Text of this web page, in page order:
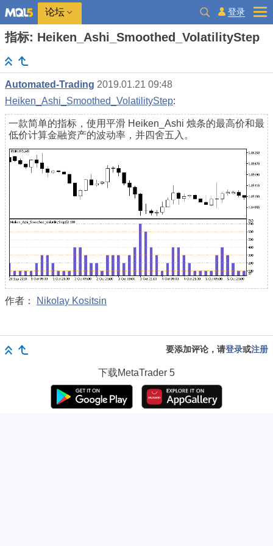
论坛 登录
指标: Heiken_Ashi_Smoothed_VolatilityStep
Automated-Trading 2019.01.21 09:48
Heiken_Ashi_Smoothed_VolatilityStep:
一款简单的指标，使用平滑 Heiken_Ashi 烛条的最高价和最
低价计算金融资产的波动率，并四舍五入。
作者： Nikolay Kositsin
要添加评论，请登录或注册
下载MetaTrader 5